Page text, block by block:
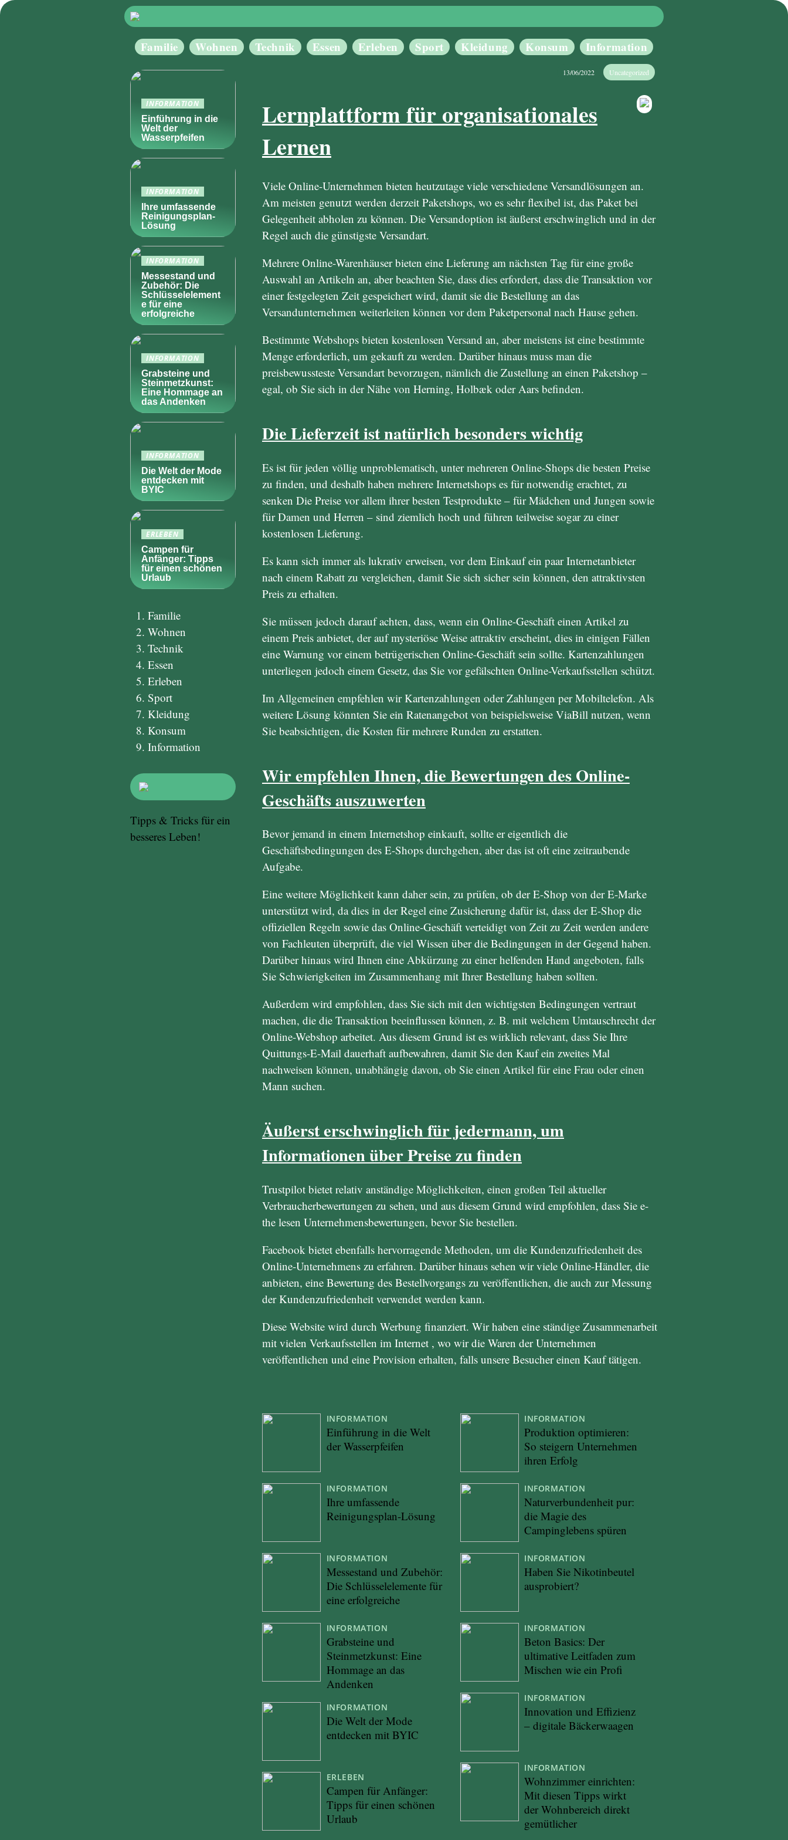
Familie Wohnen Technik Essen Erleben Sport Kleidung Konsum Information
13/06/2022 Uncategorized
Lernplattform für organisationales
Lernen
Viele Online-Unternehmen bieten heutzutage viele verschiedene Versandlösungen an.
Am meisten genutzt werden derzeit Paketshops, wo es sehr flexibel ist, das Paket bei
Gelegenheit abholen zu können. Die Versandoption ist äußerst erschwinglich und in der
Regel auch die günstigste Versandart.
Mehrere Online-Warenhäuser bieten eine Lieferung am nächsten Tag für eine große
Auswahl an Artikeln an, aber beachten Sie, dass dies erfordert, dass die Transaktion vor
einer festgelegten Zeit gespeichert wird, damit sie die Bestellung an das
Versandunternehmen weiterleiten können vor dem Paketpersonal nach Hause gehen.
Bestimmte Webshops bieten kostenlosen Versand an, aber meistens ist eine bestimmte
Menge erforderlich, um gekauft zu werden. Darüber hinaus muss man die
preisbewussteste Versandart bevorzugen, nämlich die Zustellung an einen Paketshop –
egal, ob Sie sich in der Nähe von Herning, Holbæk oder Aars befinden.
Die Lieferzeit ist natürlich besonders wichtig
Es ist für jeden völlig unproblematisch, unter mehreren Online-Shops die besten Preise
zu finden, und deshalb haben mehrere Internetshops es für notwendig erachtet, zu
senken Die Preise vor allem ihrer besten Testprodukte – für Mädchen und Jungen sowie
für Damen und Herren – sind ziemlich hoch und führen teilweise sogar zu einer
kostenlosen Lieferung.
Es kann sich immer als lukrativ erweisen, vor dem Einkauf ein paar Internetanbieter
nach einem Rabatt zu vergleichen, damit Sie sich sicher sein können, den attraktivsten
Preis zu erhalten.
Sie müssen jedoch darauf achten, dass, wenn ein Online-Geschäft einen Artikel zu
einem Preis anbietet, der auf mysteriöse Weise attraktiv erscheint, dies in einigen Fällen
eine Warnung vor einem betrügerischen Online-Geschäft sein sollte. Kartenzahlungen
unterliegen jedoch einem Gesetz, das Sie vor gefälschten Online-Verkaufsstellen schützt.
Im Allgemeinen empfehlen wir Kartenzahlungen oder Zahlungen per Mobiltelefon. Als
weitere Lösung könnten Sie ein Ratenangebot von beispielsweise ViaBill nutzen, wenn
Sie beabsichtigen, die Kosten für mehrere Runden zu erstatten.
Wir empfehlen Ihnen, die Bewertungen des Online-
Geschäfts auszuwerten
Bevor jemand in einem Internetshop einkauft, sollte er eigentlich die
Geschäftsbedingungen des E-Shops durchgehen, aber das ist oft eine zeitraubende
Aufgabe.
Eine weitere Möglichkeit kann daher sein, zu prüfen, ob der E-Shop von der E-Marke
unterstützt wird, da dies in der Regel eine Zusicherung dafür ist, dass der E-Shop die
offiziellen Regeln sowie das Online-Geschäft verteidigt von Zeit zu Zeit werden andere
von Fachleuten überprüft, die viel Wissen über die Bedingungen in der Gegend haben.
Darüber hinaus wird Ihnen eine Abkürzung zu einer helfenden Hand angeboten, falls
Sie Schwierigkeiten im Zusammenhang mit Ihrer Bestellung haben sollten.
Außerdem wird empfohlen, dass Sie sich mit den wichtigsten Bedingungen vertraut
machen, die die Transaktion beeinflussen können, z. B. mit welchem Umtauschrecht der
Online-Webshop arbeitet. Aus diesem Grund ist es wirklich relevant, dass Sie Ihre
Quittungs-E-Mail dauerhaft aufbewahren, damit Sie den Kauf ein zweites Mal
nachweisen können, unabhängig davon, ob Sie einen Artikel für eine Frau oder einen
Mann suchen.
Äußerst erschwinglich für jedermann, um
Informationen über Preise zu finden
Trustpilot bietet relativ anständige Möglichkeiten, einen großen Teil aktueller
Verbraucherbewertungen zu sehen, und aus diesem Grund wird empfohlen, dass Sie e-
the lesen Unternehmensbewertungen, bevor Sie bestellen.
Facebook bietet ebenfalls hervorragende Methoden, um die Kundenzufriedenheit des
Online-Unternehmens zu erfahren. Darüber hinaus sehen wir viele Online-Händler, die
anbieten, eine Bewertung des Bestellvorgangs zu veröffentlichen, die auch zur Messung
der Kundenzufriedenheit verwendet werden kann.
Diese Website wird durch Werbung finanziert. Wir haben eine ständige Zusammenarbeit
mit vielen Verkaufsstellen im Internet , wo wir die Waren der Unternehmen
veröffentlichen und eine Provision erhalten, falls unsere Besucher einen Kauf tätigen.
INFORMATION
Einführung in die Welt
der Wasserpfeifen
INFORMATION
Ihre umfassende
Reinigungsplan-Lösung
INFORMATION
Messestand und Zubehör:
Die Schlüsselelemente für
eine erfolgreiche
INFORMATION
Grabsteine und
Steinmetzkunst: Eine
Hommage an das
Andenken
INFORMATION
Die Welt der Mode
entdecken mit BYIC
ERLEBEN
Campen für Anfänger:
Tipps für einen schönen
Urlaub
INFORMATION
Produktion optimieren:
So steigern Unternehmen
ihren Erfolg
INFORMATION
Naturverbundenheit pur:
die Magie des
Campinglebens spüren
INFORMATION
Haben Sie Nikotinbeutel
ausprobiert?
INFORMATION
Beton Basics: Der
ultimative Leitfaden zum
Mischen wie ein Profi
INFORMATION
Innovation und Effizienz
– digitale Bäckerwaagen
INFORMATION
Wohnzimmer einrichten:
Mit diesen Tipps wirkt
der Wohnbereich direkt
gemütlicher
INFORMATION
Einführung in die
Welt der
Wasserpfeifen
INFORMATION
Ihre umfassende
Reinigungsplan-
Lösung
INFORMATION
Messestand und
Zubehör: Die
Schlüsselelement
e für eine
erfolgreiche
INFORMATION
Grabsteine und
Steinmetzkunst:
Eine Hommage an
das Andenken
INFORMATION
Die Welt der Mode
entdecken mit
BYIC
ERLEBEN
Campen für
Anfänger: Tipps
für einen schönen
Urlaub
Familie
Wohnen
Technik
Essen
Erleben
Sport
Kleidung
Konsum
Information
Tipps & Tricks für ein
besseres Leben!